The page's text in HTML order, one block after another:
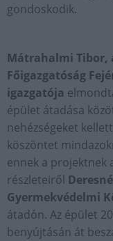
gondoskodik.
Mátrahalmi Tibor,
Főigazgatóság
igazgatója
épület átadása
nehézségeket
köszöntet
ennek a projektnek
részleteiről
Gyermekvédelmi
átadón. Az épület
benyújtásán át